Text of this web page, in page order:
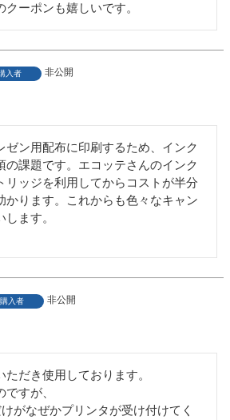
ーポンも嬉しいです。
入者
非公開
ゼン用配布に印刷するため、インク
の課題です。エコッテさんのインク
リッジを利用してからコストが半分
かります。これからも色々なキャン
ます。
購入者
非公開
だき使用しております。
すが、
がなぜかプリンタが受け付けてく